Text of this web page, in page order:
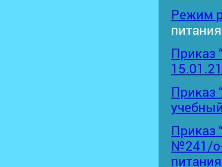
Режим
Приказ
15.01.21
Приказ
Приказ
№241/о-